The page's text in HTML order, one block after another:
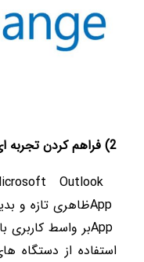
2) فراهم کردن تجربه ای جالب توجه
Outlook
Appظاهری تازه و
Appبر واسط کاربری
استفاده از دستگاه